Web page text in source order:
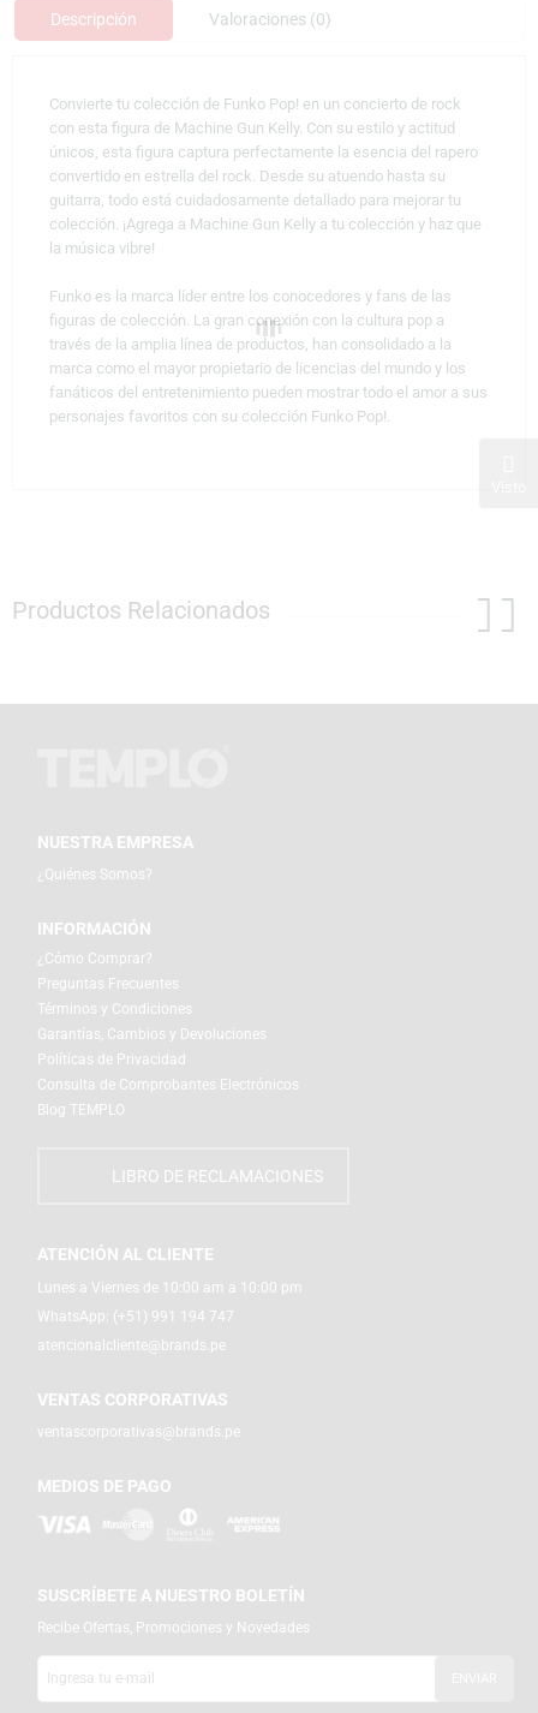
Descripción Valoraciones (0)
Convierte tu colección de Funko Pop! en un concierto de rock
con esta figura de Machine Gun Kelly. Con su estilo y actitud
únicos, esta figura captura perfectamente la esencia del rapero
convertido en estrella del rock. Desde su atuendo hasta su
guitarra, todo está cuidadosamente detallado para mejorar tu
colección. ¡Agrega a Machine Gun Kelly a tu colección y haz que
la música vibre!
Funko es la marca líder entre los conocedores y fans de las
figuras de colección. La gran conexión con la cultura pop a
través de la amplia línea de productos, han consolidado a la
marca como el mayor propietario de licencias del mundo y los
fanáticos del entretenimiento pueden mostrar todo el amor a sus
personajes favoritos con su colección Funko Pop!.
Productos Relacionados
NUESTRA EMPRESA
¿Quiénes Somos?
INFORMACIÓN
¿Cómo Comprar?
Preguntas Frecuentes
Términos y Condiciones
Garantías, Cambios y Devoluciones
Políticas de Privacidad
Consulta de Comprobantes Electrónicos
Blog TEMPLO
LIBRO DE RECLAMACIONES
ATENCIÓN AL CLIENTE
Lunes a Viernes de 10:00 am a 10:00 pm
WhatsApp: (+51) 991 194 747
atencionalcliente@brands.pe
VENTAS CORPORATIVAS
ventascorporativas@brands.pe
MEDIOS DE PAGO
SUSCRÍBETE A NUESTRO BOLETÍN
Recibe Ofertas, Promociones y Novedades